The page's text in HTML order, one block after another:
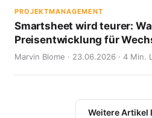
PROJEKTMANAGEMENT
Smartsheet wird teurer:
Preisentwicklung für
Marvin Blome · 23.06.2026 · 4 Min.
Weitere Artikel